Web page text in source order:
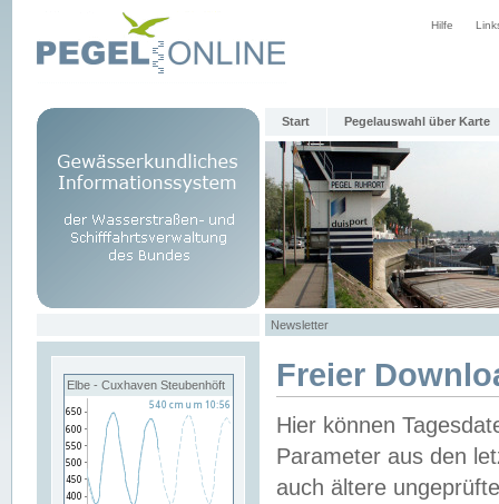
Hilfe
Start Pegelauswahl über Karte
Newsletter
Elbe - Cuxhaven Steubenhöft Freier
Hier können
Parameter aus den
auch ältere